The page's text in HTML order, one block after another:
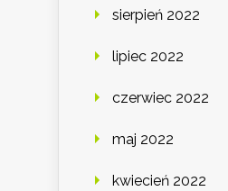
sierpień 2022
lipiec 2022
czerwiec 2022
maj 2022
kwiecień 2022